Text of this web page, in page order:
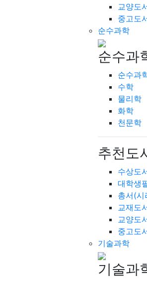
교양도
중고도
순수과학
순수과
순수과
수학
물리학
화학
천문학
추천도
수상도
대학생
총서(시
교재도
교양도
중고도
기술과학
기술과